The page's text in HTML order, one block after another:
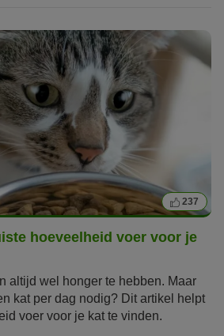
237
hoeveelheid voer voor je
altijd wel honger te hebben. Maar
kat per dag nodig? Dit artikel helpt
voer voor je kat te vinden.